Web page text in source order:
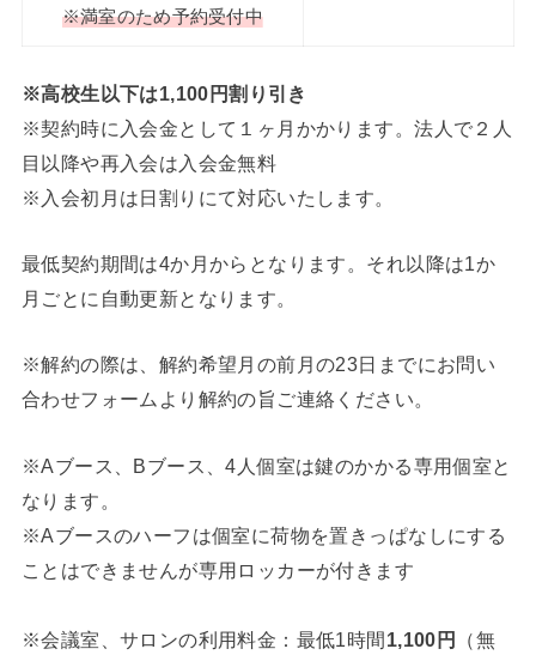
※満室のため予約受付中
※高校生以下は1,100円割り引き
※契約時に入会金として１ヶ月かかります。法人で２人
目以降や再入会は入会金無料
※入会初月は日割りにて対応いたします。
最低契約期間は4か月からとなります。それ以降は1か
月ごとに自動更新となります。
※解約の際は、解約希望月の前月の23日までにお問い
合わせフォームより解約の旨ご連絡ください。
※Aブース、Bブース、4人個室は鍵のかかる専用個室と
なります。
※Aブースのハーフは個室に荷物を置きっぱなしにする
ことはできませんが専用ロッカーが付きます
※会議室、サロンの利用料金：最低1時間1,100円
（無